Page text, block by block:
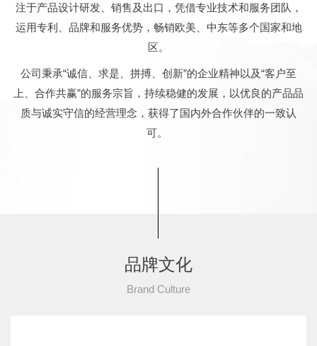
注于产品设计研发、销售及出口，凭借专业技术和服务团队，
运用专利、品牌和服务优势，畅销欧美、中东等多个国家和地
区。
公司秉承“诚信、求是、拼搏、创新”的企业精神以及“客户至
上、合作共赢”的服务宗旨，持续稳健的发展，以优良的产品品
质与诚实守信的经营理念，获得了国内外合作伙伴的一致认
可。
品牌文化
Brand Culture